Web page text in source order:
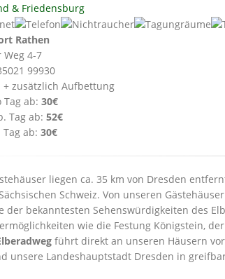
& Friedensburg
Rathen
Weg 4-7
99930
+ zusätzlich Aufbettung
Tag ab: 30€
Tag ab: 52€
ab: 30€
liegen ca. 35 km von Dresden
Schweiz. Von unseren
der bekanntesten Sehenswürdigkeiten des
wie die Festung Königstein,
führt direkt an unseren Häusern
unsere Landeshauptstadt Dresden in